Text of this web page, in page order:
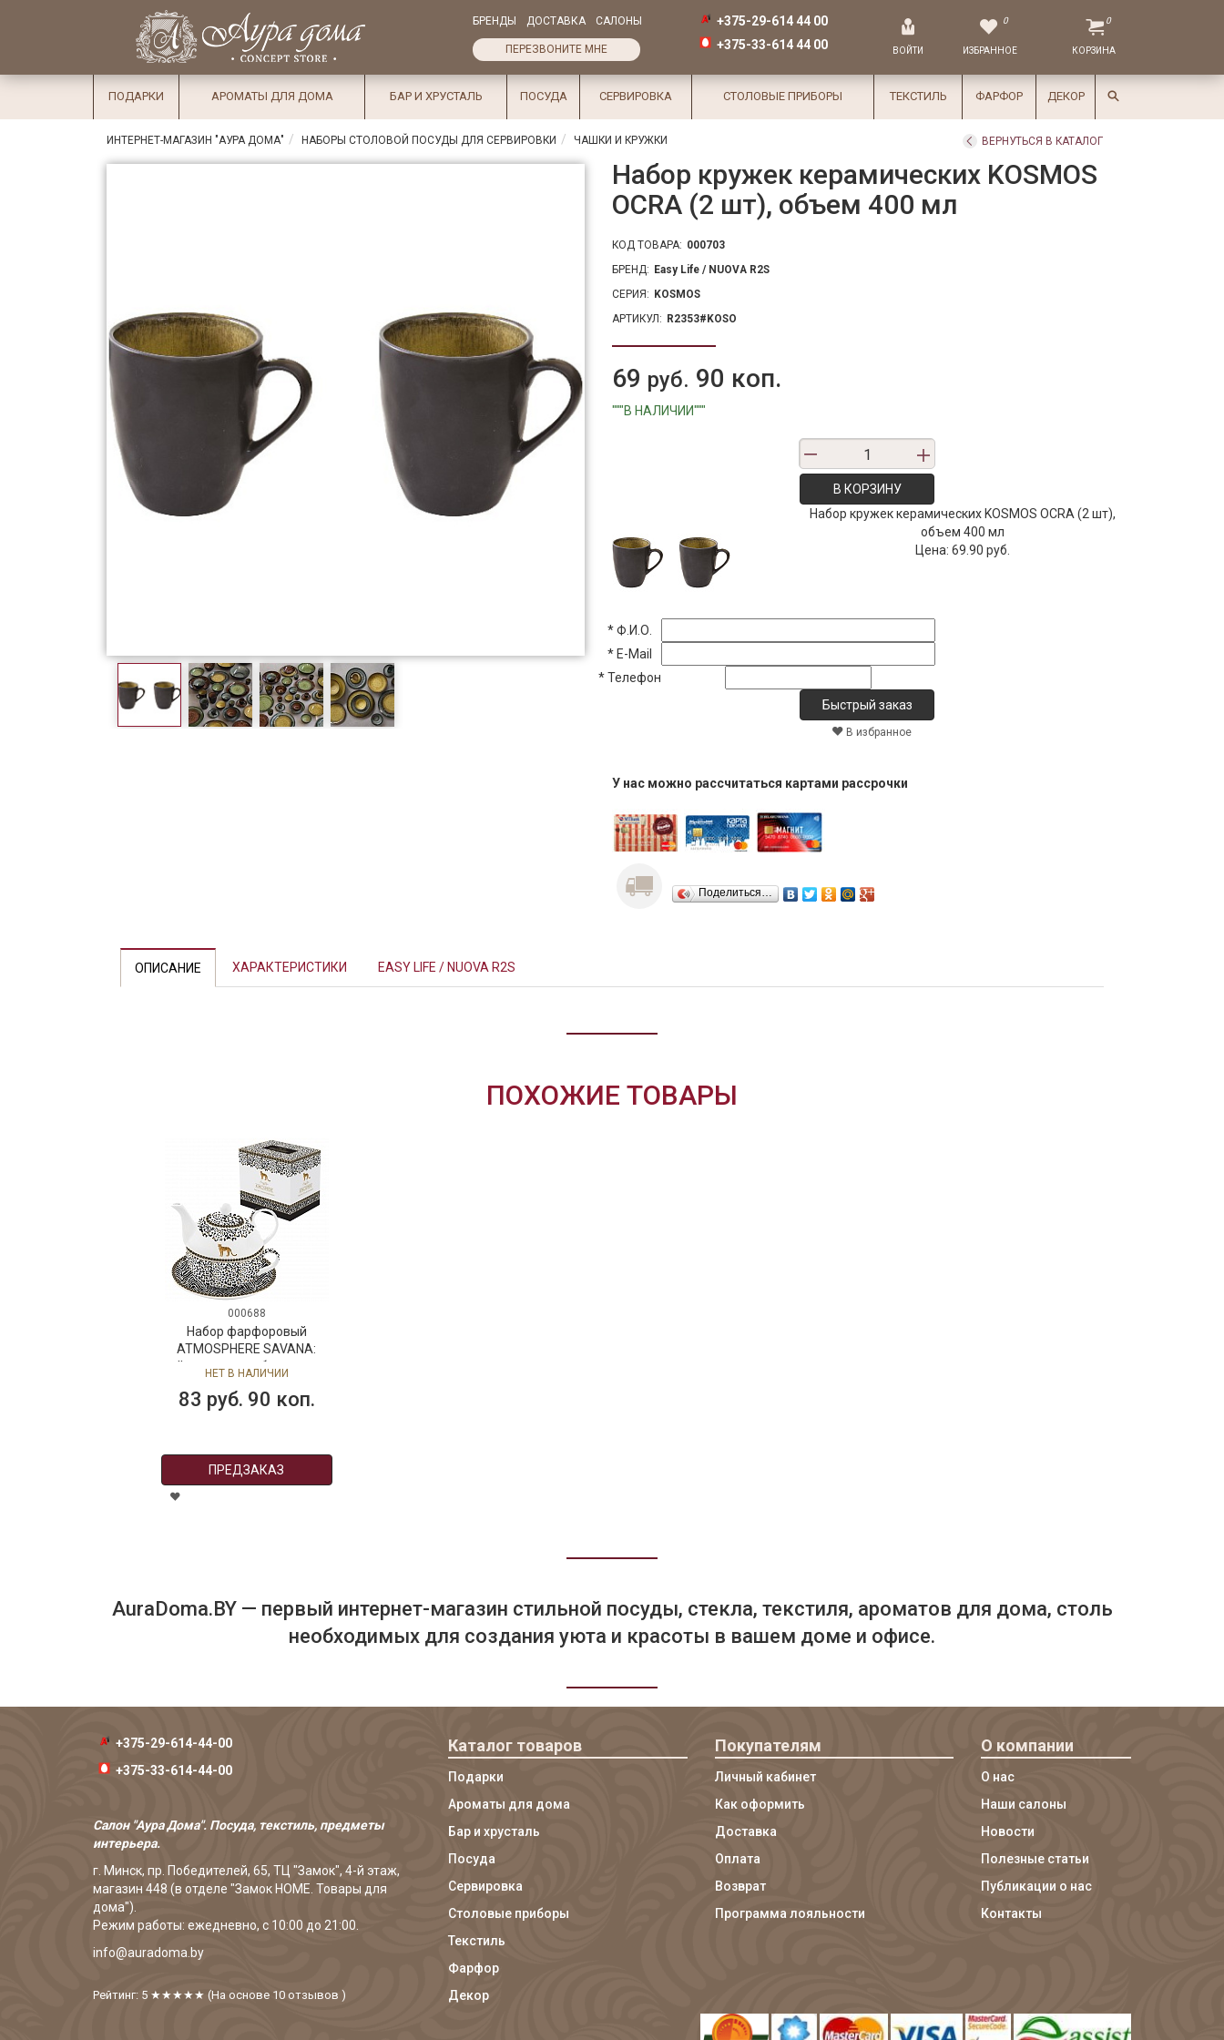
Избранное
×
СалоныДоставка
Оплата
Подарки
Ароматы
для дома
Столовые
Текстиль
БРЕНДЫ ДОСТАВКА САЛОНЫ
ПЕРЕЗВОНИТЕ МНЕ
+375-29-614 44 00
+375-33-614 44 00
ВОЙТИ
0
ИЗБРАННОЕ
0
КОРЗИНА
ПОДАРКИ АРОМАТЫ ДЛЯ ДОМА БАР И ХРУСТАЛЬ ПОСУДА СЕРВИРОВКА СТОЛОВЫЕ ПРИБОРЫ ТЕКСТИЛЬ ФАРФОР ДЕКОР
ИНТЕРНЕТ-МАГАЗИН "АУРА ДОМА" НАБОРЫ СТОЛОВОЙ ПОСУДЫ ДЛЯ СЕРВИРОВКИ ЧАШКИ И КРУЖКИ ВЕРНУТЬСЯ В КАТАЛОГ
Набор кружек керамических KOSMOS
OCRA (2 шт), объем 400 мл
КОД ТОВАРА: 000703
БРЕНД: Easy Life / NUOVA R2S
СЕРИЯ: KOSMOS
АРТИКУЛ: R2353#KOSO
69 руб. 90 коп.
"""В НАЛИЧИИ"""
В КОРЗИНУ
Набор кружек керамических KOSMOS OCRA (2 шт),
объем 400 мл
Цена: 69.90 руб.
*Ф.И.О.
* E-Mail
*Телефон
В избранное
У нас можно рассчитаться картами рассрочки
Поделиться…
ОПИСАНИЕ ХАРАКТЕРИСТИКИ EASY LIFE / NUOVA R2S
ПОХОЖИЕ ТОВАРЫ
000688
Набор фарфоровый
ATMOSPHERE SAVANA:
чайник, чашка с блюдцем, в
НЕТ В НАЛИЧИИ
83 руб. 90 коп.
ПРЕДЗАКАЗ
AuraDoma.BY — первый интернет-магазин стильной посуды, стекла, текстиля, ароматов для дома, столь
необходимых для создания уюта и красоты в вашем доме и офисе.
+375-29-614-44-00
+375-33-614-44-00
Салон "Аура Дома". Посуда, текстиль, предметы
интерьера.
г. Минск, пр. Победителей, 65, ТЦ "Замок", 4-й этаж,
магазин 448 (в отделе "Замок HOME. Товары для
дома").
Режим работы: ежедневно, с 10:00 до 21:00.
info@auradoma.by
Рейтинг: 5 ★★★★★ (На основе 10 отзывов )
Каталог товаров
Подарки
Ароматы для дома
Бар и хрусталь
Посуда
Сервировка
Столовые приборы
Текстиль
Фарфор
Декор
Покупателям
Личный кабинет
Как оформить
Доставка
Оплата
Возврат
Программа лояльности
О компании
О нас
Наши салоны
Новости
Полезные статьи
Публикации о нас
Контакты